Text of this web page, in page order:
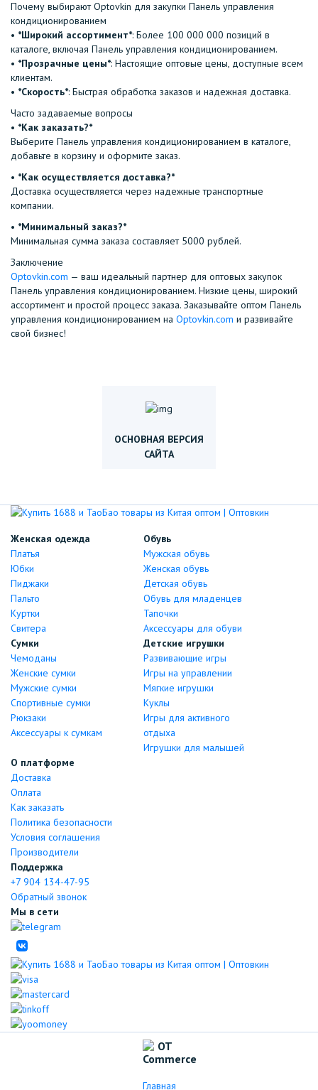
Почему выбирают Optovkin для закупки Панель управления
кондиционированием
•⁠ ⁠ *Широкий ассортимент*: Более 100 000 000 позиций в
каталоге, включая Панель управления кондиционированием.
•⁠ ⁠ *Прозрачные цены*: Настоящие оптовые цены, доступные всем
клиентам.
•⁠ ⁠ *Скорость*: Быстрая обработка заказов и надежная доставка.
Часто задаваемые вопросы
•⁠ ⁠*Как заказать?*
Выберите Панель управления кондиционированием в каталоге,
добавьте в корзину и оформите заказ.
•⁠ ⁠ *Как осуществляется доставка?*
Доставка осуществляется через надежные транспортные
компании.
•⁠ ⁠ *Минимальный заказ?*
Минимальная сумма заказа составляет 5000 рублей.
Заключение
Optovkin.com — ваш идеальный партнер для оптовых закупок
Панель управления кондиционированием. Низкие цены, широкий
ассортимент и простой процесс заказа. Заказывайте оптом Панель
управления кондиционированием на Optovkin.com и развивайте
свой бизнес!
ОСНОВНАЯ ВЕРСИЯ
САЙТА
Женская одежда
Платья
Юбки
Пиджаки
Пальто
Куртки
Свитера
Обувь
Мужская обувь
Женская обувь
Детская обувь
Обувь для младенцев
Тапочки
Аксессуары для обуви
Сумки
Чемоданы
Женские сумки
Мужские сумки
Спортивные сумки
Рюкзаки
Аксессуары к сумкам
Детские игрушки
Развивающие игры
Игры на управлении
Мягкие игрушки
Куклы
Игры для активного
отдыха
Игрушки для малышей
О платформе
Доставка
Оплата
Как заказать
Политика безопасности
Условия соглашения
Производители
Поддержка
+7 904 134-47-95
Обратный звонок
Мы в сети
Главная